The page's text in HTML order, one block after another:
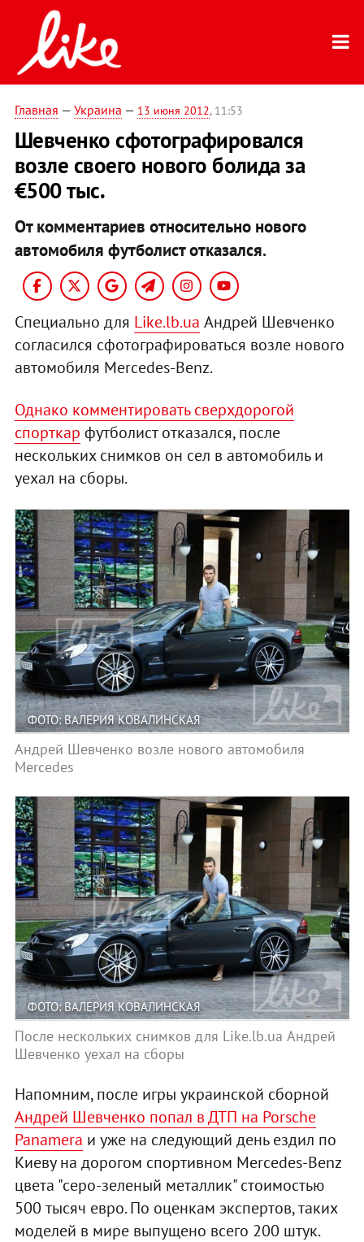
Главная — Украина — 13 июня 2012, 11:53
Шевченко сфотографировался
возле своего нового болида за
€500 тыс.
От комментариев относительно нового
автомобиля футболист отказался.
Специально для Like.lb.ua Андрей Шевченко
согласился сфотографироваться возле нового
автомобиля Mercedes-Benz.
Однако комментировать сверхдорогой
спорткар футболист отказался, после
нескольких снимков он сел в автомобиль и
уехал на сборы.
ФОТО: ВАЛЕРИЯ КОВАЛИНСКАЯ
Андрей Шевченко возле нового автомобиля
Mercedes
ФОТО: ВАЛЕРИЯ КОВАЛИНСКАЯ
После нескольких снимков для Like.lb.ua Андрей
Шевченко уехал на сборы
Напомним, после игры украинской сборной
Андрей Шевченко попал в ДТП на Porsche
Panamera и уже на следующий день ездил по
Киеву на дорогом спортивном Mercedes-Benz
цвета "серо-зеленый металлик" стоимостью
500 тысяч евро. По оценкам экспертов, таких
моделей в мире выпущено всего 200 штук.